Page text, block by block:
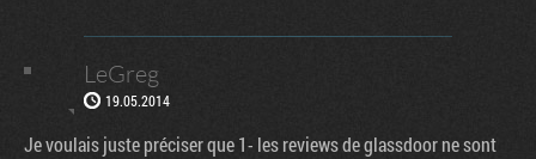
LeGreg
19.05.2014
Je voulais juste préciser que 1- les reviews de glassdoor ne sont